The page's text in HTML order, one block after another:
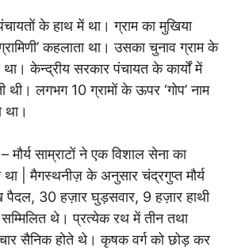
के हाथ में था। ग्राम का मुखिया
कहलाता था। उसका चुनाव ग्राम के
था। केन्द्रीय सरकार पंचायत के कार्यों में
थी। लगभग 10 ग्रामों के ऊपर ‘गोप’ नाम
था।
साम्राटों ने एक विशाल सेना का
| मैगस्थनीज़ के अनुसार चंद्रगुप्त मौर्य
पैदल, 30 हज़ार घुड़सवार, 9 हज़ार हाथी
थे। प्रत्येक रथ में तीन तथा
सैनिक होते थे। कृषक वर्ग को छोड़ कर